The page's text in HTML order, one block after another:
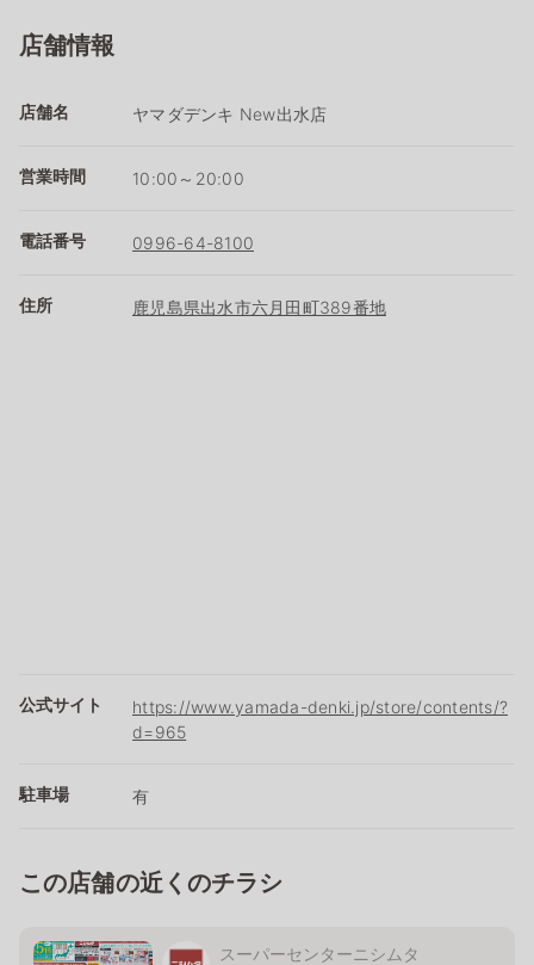
店舗情報
店舗名 ヤマダデンキ New出水店
営業時間 10:00～20:00
電話番号 0996-64-8100
住所 鹿児島県出水市六月田町389番地
公式サイト
https://www.yamada-denki.jp/store/contents/?
d=965
駐車場 有
この店舗の近くのチラシ
スーパーセンターニシムタ